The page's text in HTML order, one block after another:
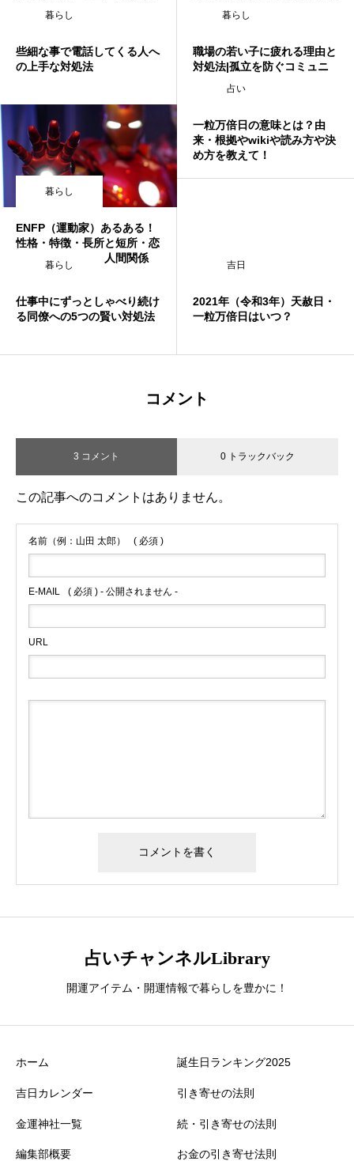
対処法を解説
を徹底解説
暮らし
些細な事で電話してくる人へ
の上手な対処法
暮らし
職場の若い子に疲れる理由と
対処法|孤立を防ぐコミュニ
ケーション術
暮らし
ENFP（運動家）あるある！
性格・特徴・長所と短所・恋
愛・友情・仕事・人間関係
占い
一粒万倍日の意味とは？由
来・根拠やwikiや読み方や決
め方を教えて！
暮らし
仕事中にずっとしゃべり続け
る同僚への5つの賢い対処法
吉日
2021年（令和3年）天赦日・
一粒万倍日はいつ？
コメント
3 コメント 0 トラックバック
この記事へのコメントはありません。
名前（例：山田 太郎） ( 必須 )
E-MAIL ( 必須 ) - 公開されません -
URL
占いチャンネルLibrary
開運アイテム・開運情報で暮らしを豊かに！
ホーム
吉日カレンダー
金運神社一覧
編集部概要
誕生日ランキング2025
引き寄せの法則
続・引き寄せの法則
お金の引き寄せ法則